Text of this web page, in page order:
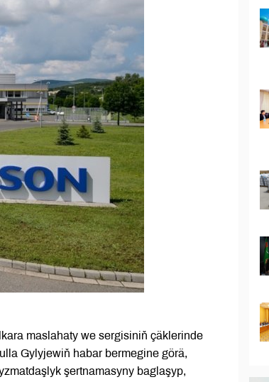
maslahaty we sergisiniň çäklerinde
Gylyjewiň habar bermegine görä,
şertnamasyny baglaşyp,